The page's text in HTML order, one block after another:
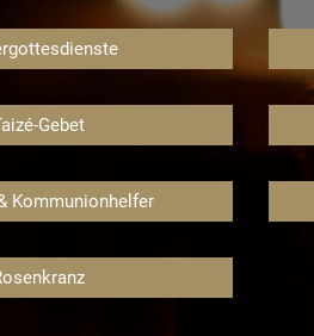
Kindergarten St. Leonhard
Gebet
Kommunionhelfer